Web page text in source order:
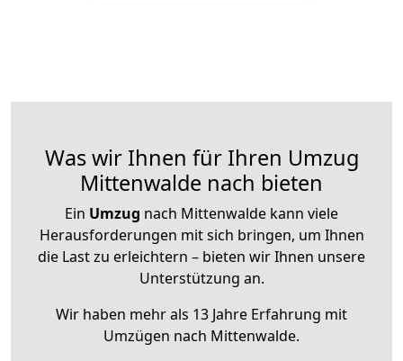
Was wir Ihnen für Ihren Umzug
Mittenwalde nach bieten
Ein Umzug nach Mittenwalde kann viele
Herausforderungen mit sich bringen, um Ihnen
die Last zu erleichtern – bieten wir Ihnen unsere
Unterstützung an.
Wir haben mehr als 13 Jahre Erfahrung mit
Umzügen nach Mittenwalde.